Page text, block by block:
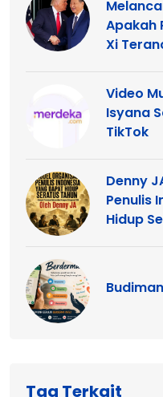
Apakah
Xi
Video
Isyana
TikTok
Denny
Penulis
Hidup
Tag Terkait